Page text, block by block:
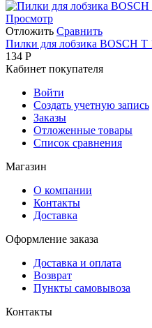
Просмотр
Отложить Сравнить
Пилки для лобзика BOSCH Т
134 Р
Кабинет покупателя
Войти
Создать учетную запись
Заказы
Отложенные товары
Список сравнения
Магазин
О компании
Контакты
Доставка
Оформление заказа
Доставка и оплата
Возврат
Пункты самовывоза
Контакты